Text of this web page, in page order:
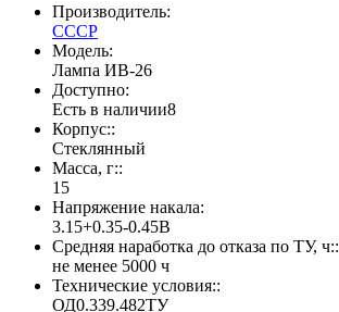
Производитель:
СССР
Модель:
Лампа ИВ-26
Доступно:
Есть в наличии8
Корпус::
Стеклянный
Масса, г::
15
Напряжение накала:
3.15+0.35-0.45В
Средняя наработка до отказа по ТУ, ч::
не менее 5000 ч
Технические условия::
ОД0.339.482ТУ